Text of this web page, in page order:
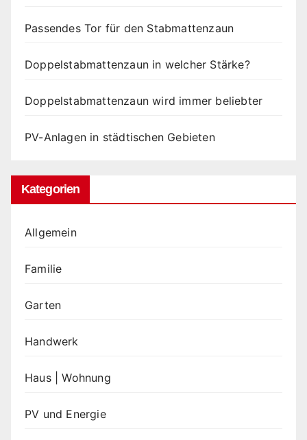
Passendes Tor für den Stabmattenzaun
Doppelstabmattenzaun in welcher Stärke?
Doppelstabmattenzaun wird immer beliebter
PV-Anlagen in städtischen Gebieten
Kategorien
Allgemein
Familie
Garten
Handwerk
Haus | Wohnung
PV und Energie